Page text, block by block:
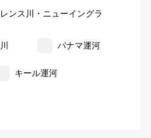
ンス川・ニューイングラ
パナマ運河
キール運河